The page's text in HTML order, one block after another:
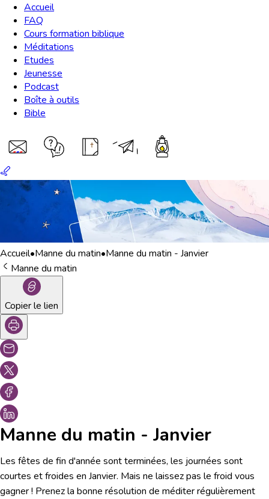
Accueil
FAQ
Cours formation biblique
Méditations
Etudes
Jeunesse
Podcast
Boîte à outils
Bible
Accueil•Manne du matin•Manne du matin - Janvier
Manne du matin
Copier le lien
Manne du matin - Janvier
Les fêtes de fin d'année sont terminées, les journées sont
courtes et froides en Janvier. Mais ne laissez pas le froid vous
gagner ! Prenez la bonne résolution de méditer régulièrement